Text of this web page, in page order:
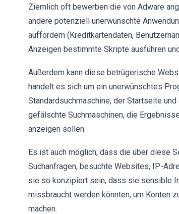
Ziemlich oft bewerben die von Adware
andere potenziell unerwünschte
auffordern (Kreditkartendaten,
Anzeigen bestimmte Skripte ausführen
Außerdem kann diese betrügerische
handelt es sich um ein unerwünschtes
Standardsuchmaschine, der Startseite
gefälschte Suchmaschinen, die
anzeigen sollen.
Es ist auch möglich, dass die über diese
Suchanfragen, besuchte Websites, IP-
sie so konzipiert sein, dass sie sensible
missbraucht werden könnten, um Konten
machen.